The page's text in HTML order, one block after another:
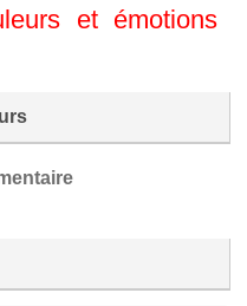
et émotions